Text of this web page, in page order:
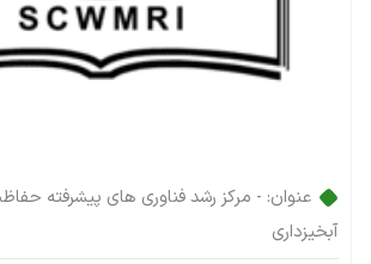
عنوان: - مرکز رشد فناوری های پیشرفته
آبخیزداری